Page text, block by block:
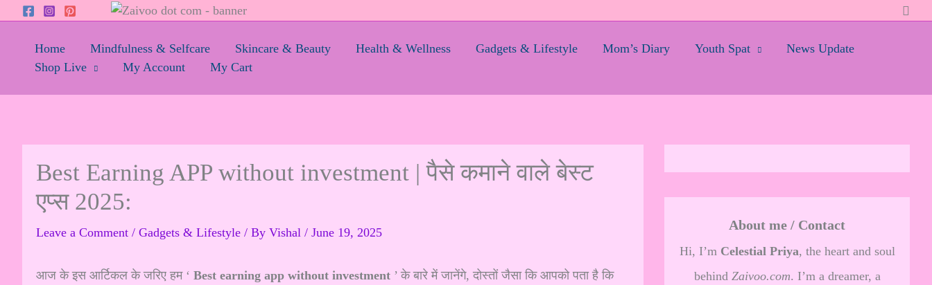
contentHome Mindfulness & Selfcare Skincare & Beauty Health & Wellness Gadgets & Lifestyle Mom’s Diary Youth Spat
News Update
Shop Live
My Account My Cart
Best Earning APP without investment | पैसे कमाने वाले बेस्ट
एप्स 2025:
Leave a Comment / Gadgets & Lifestyle / By Vishal / June 19, 2025
आज के इस आर्टिकल के जरिए हम ‘ Best earning app without investment ’ के बारे में जानेंगे, दोस्तों जैसा कि आपको पता है कि
About me / Contact
Hi, I’m Celestial Priya, the heart and soul
behind Zaivoo.com. I’m a dreamer, a